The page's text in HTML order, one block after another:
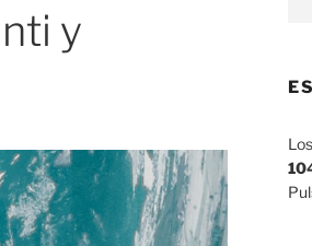
y